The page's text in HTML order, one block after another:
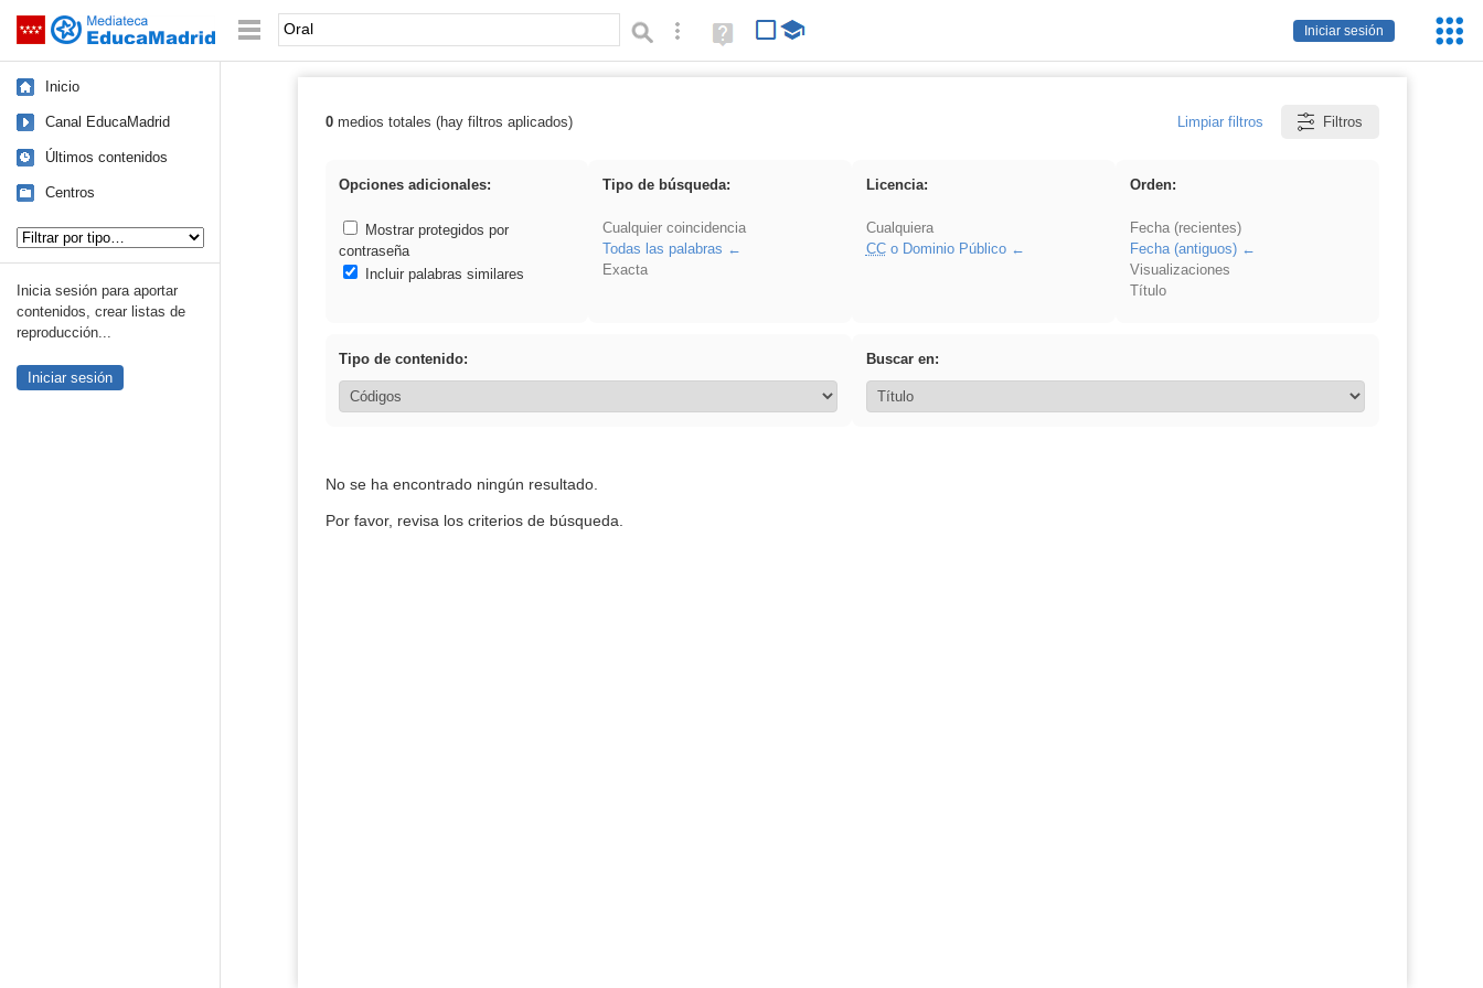
Saltar navegación
Iniciar sesión
Palabra o frase: Búsqueda avanzada
Ayuda
(en
Inicio
Canal EducaMadrid
Últimos contenidos
Centros
Inicia sesión para aportar
contenidos, crear listas de
reproducción...
Iniciar sesión
Resultados de: Oral
0medios totales (hay filtros aplicados) Limpiar filtros Filtros
Opciones adicionales:
Mostrar protegidos por
contraseña
Incluir palabras similares
Tipo de búsqueda:
Cualquier coincidencia
Todas las palabras
Exacta
Licencia:
Cualquiera
CCo Dominio Público
Orden:
Fecha (recientes)
Fecha (antiguos)
Visualizaciones
Título
Tipo de contenido: Buscar en:
No se ha encontrado ningún resultado.
Por favor, revisa los criterios de búsqueda.